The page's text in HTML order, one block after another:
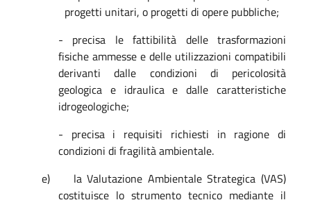
progetti unitari, o progetti di opere pubbliche;
- precisa le fattibilità delle trasformazioni
fisiche ammesse e delle utilizzazioni compatibili
derivanti dalle condizioni di pericolosità
geologica e idraulica e dalle caratteristiche
idrogeologiche;
- precisa i requisiti richiesti in ragione di
condizioni di fragilità ambientale.
e)
la Valutazione Ambientale Strategica (VAS)
costituisce lo strumento tecnico mediante il